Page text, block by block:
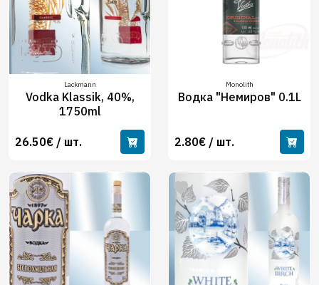
Lackmann
Vodka Klassik, 40%,
1750ml
26.50€ / шт.
Monolith
Водка "Немиров" 0.1L
2.80€ / шт.